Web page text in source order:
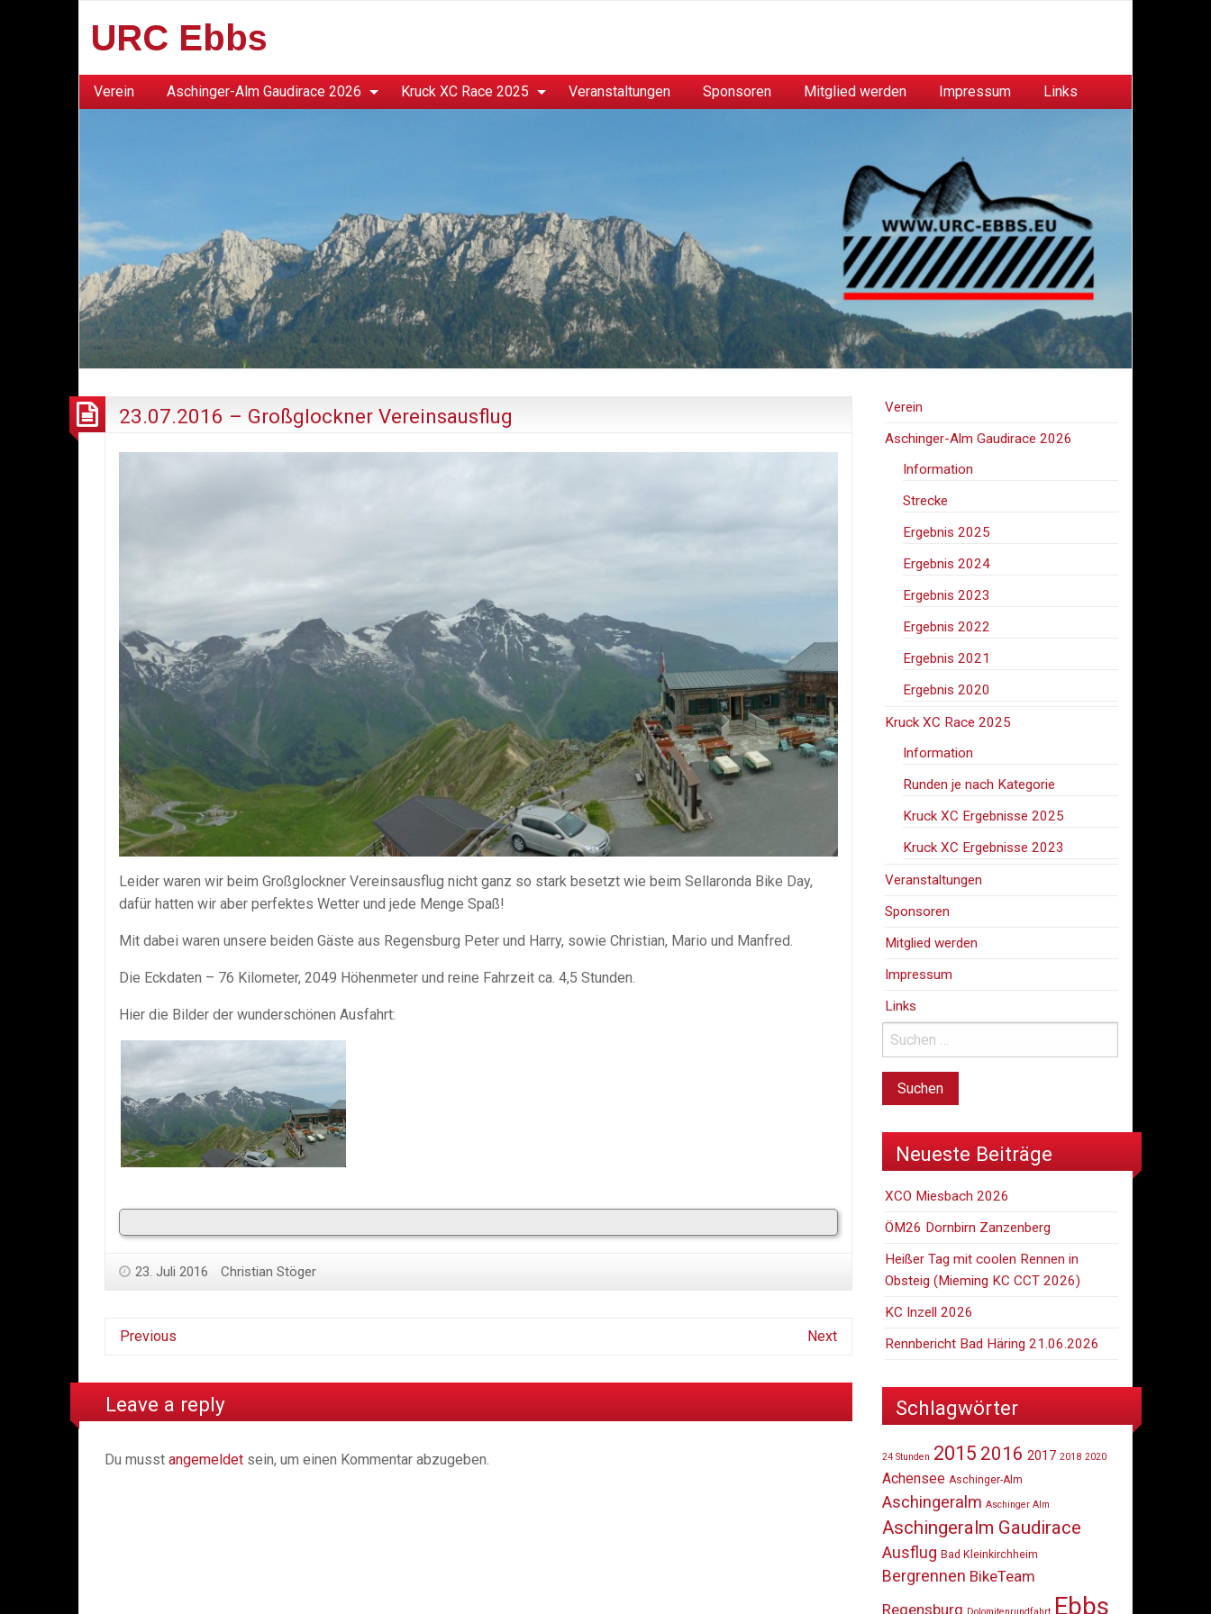
URC Ebbs
Verein Aschinger-Alm Gaudirace 2026 Kruck XC Race 2025 Veranstaltungen Sponsoren Mitglied werden Impressum Links
23.07.2016 – Großglockner Vereinsausflug
Leider waren wir beim Großglockner Vereinsausflug nicht ganz so stark besetzt wie beim Sellaronda Bike Day,
dafür hatten wir aber perfektes Wetter und jede Menge Spaß!
Mit dabei waren unsere beiden Gäste aus Regensburg Peter und Harry, sowie Christian, Mario und Manfred.
Die Eckdaten – 76 Kilometer, 2049 Höhenmeter und reine Fahrzeit ca. 4,5 Stunden.
Hier die Bilder der wunderschönen Ausfahrt:
23. Juli 2016 Christian Stöger
Previous Next
Leave a reply
Du musst angemeldet sein, um einen Kommentar abzugeben.
Verein
Aschinger-Alm Gaudirace 2026
Information
Strecke
Ergebnis 2025
Ergebnis 2024
Ergebnis 2023
Ergebnis 2022
Ergebnis 2021
Ergebnis 2020
Kruck XC Race 2025
Information
Runden je nach Kategorie
Kruck XC Ergebnisse 2025
Kruck XC Ergebnisse 2023
Veranstaltungen
Sponsoren
Mitglied werden
Impressum
Links
Neueste Beiträge
XCO Miesbach 2026
ÖM26 Dornbirn Zanzenberg
Heißer Tag mit coolen Rennen in
Obsteig (Mieming KC CCT 2026)
KC Inzell 2026
Rennbericht Bad Häring 21.06.2026
Schlagwörter
24 Stunden 2015 2016 2017 2018 2020
Achensee Aschinger-Alm
Aschingeralm Aschinger Alm
Aschingeralm Gaudirace
Ausflug Bad Kleinkirchheim
Bergrennen BikeTeam
Regensburg
Ebbs